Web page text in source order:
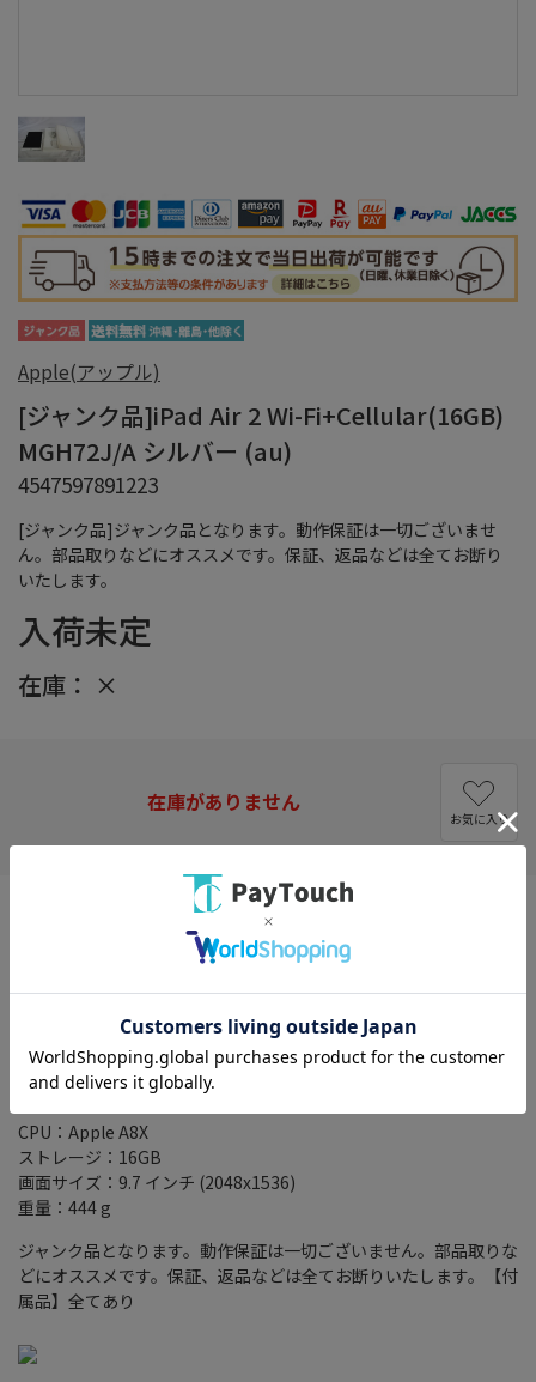
[ジャンク品]ジャンク品となります。動作保証は一切ございませ
ん。部品取りなどにオススメです。保証、返品などは全てお断り
いたします。
Apple(アップル)
[ジャンク品]iPad Air 2 Wi-Fi+Cellular(16GB)
MGH72J/A シルバー (au)
4547597891223
入荷未定
在庫： ×
在庫がありません
お気に入り
バッテリーの充電及び動作が不安定
キャリア：au
ネットワーク制限：●：ネットワーク利用制限の対象外です。
CPU：Apple A8X
ストレージ：16GB
画面サイズ：9.7 インチ (2048x1536)
重量：444 g
ジャンク品となります。動作保証は一切ございません。部品取りな
どにオススメです。保証、返品などは全てお断りいたします。【付
属品】全てあり